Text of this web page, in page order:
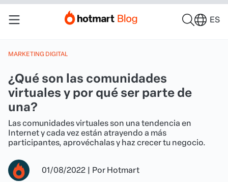
ES
MARKETING DIGITAL
¿Qué son las comunidades
virtuales y por qué ser parte de
una?
Las comunidades virtuales son una tendencia en
Internet y cada vez están atrayendo a más
participantes, aprovéchalas y haz crecer tu negocio.
01/08/2022 | Por Hotmart